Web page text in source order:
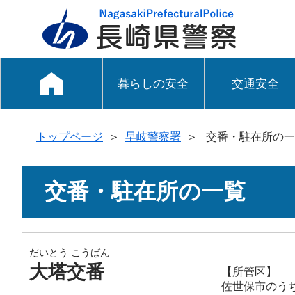
暮らしの安全 交通安全
トップページ ＞ 早岐警察署 ＞ 交番・駐在所の
交番・駐在所の一覧
だいとう こうばん
大塔交番
【所管区】
佐世保市のう